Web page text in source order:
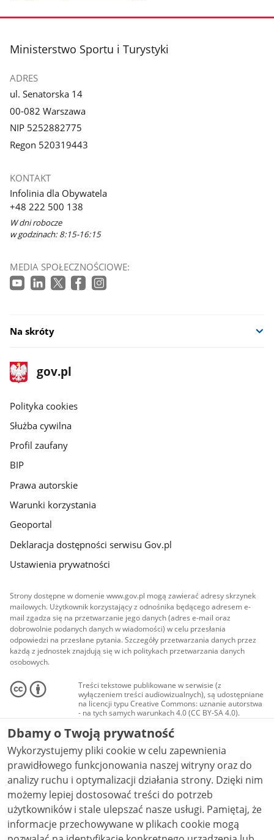
stopka
Ministerstwo Sportu i Turystyki
ADRES
ul. Senatorska 14
00-082 Warszawa
NIP 5252882775
Regon 520319443
KONTAKT
Infolinia dla Obywatela
+48 222 500 138
W dni robocze
w godzinach: 8:15-16:15
MEDIA SPOŁECZNOŚCIOWE:
Na skróty
stopka
gov.pl
Strona
gov.pl
gov.pl
Polityka cookies
Służba cywilna
Profil zaufany
BIP
Prawa autorskie
Warunki korzystania
Geoportal
Deklaracja dostępności serwisu Gov.pl
Ustawienia prywatności
Strony dostępne w domenie www.gov.pl mogą zawierać adresy skrzynek
mailowych. Użytkownik korzystający z odnośnika będącego adresem e-
mail zgadza się na przetwarzanie jego danych (adres e-mail oraz
dobrowolnie podanych danych w wiadomości) w celu przesłania
odpowiedzi na przesłane pytania. Szczegóły przetwarzania danych przez
każdą z jednostek znajdują się w ich politykach przetwarzania danych
osobowych.
Treści tekstowe publikowane w serwisie (z
wyłączeniem treści audiowizualnych), są udostępniane
na licencji typu Creative Commons: uznanie autorstwa
- na tych samych warunkach 4.0 (CC BY-SA 4.0).
Materiały audiowizualne, w tym zdjęcia, materiały
audio i wideo, są udostępniane na licencji typu
Creative Commons: uznanie autorstwa użycie
niekomercyjne - bez utworów zależnych 4.0 (CC BY-
NC-ND 4.0), o ile nie jest to stwierdzone inaczej.
Dbamy o Twoją prywatność
Wykorzystujemy pliki cookie w celu zapewnienia
prawidłowego funkcjonowania naszej witryny oraz do
analizy ruchu i optymalizacji działania strony. Dzięki nim
możemy lepiej dostosować treści do potrzeb
użytkowników i stale ulepszać nasze usługi. Pamiętaj, że
informacje przechowywane w plikach cookie mogą